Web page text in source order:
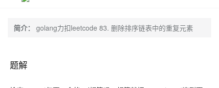
简介： golang力扣leetcode 83. 删除排序链表中的重复元素
题解